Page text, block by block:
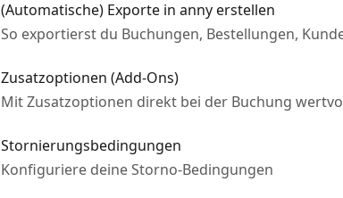
(Automatische) Exporte in anny erstellen
So exportierst du Buchungen, Bestellungen,
Zusatzoptionen (Add-Ons)
Mit Zusatzoptionen direkt bei der Buchung
Stornierungsbedingungen
Konfiguriere deine Storno-Bedingungen